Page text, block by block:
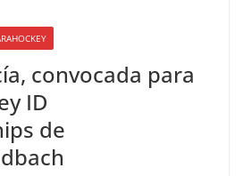
convocada para
ID
de